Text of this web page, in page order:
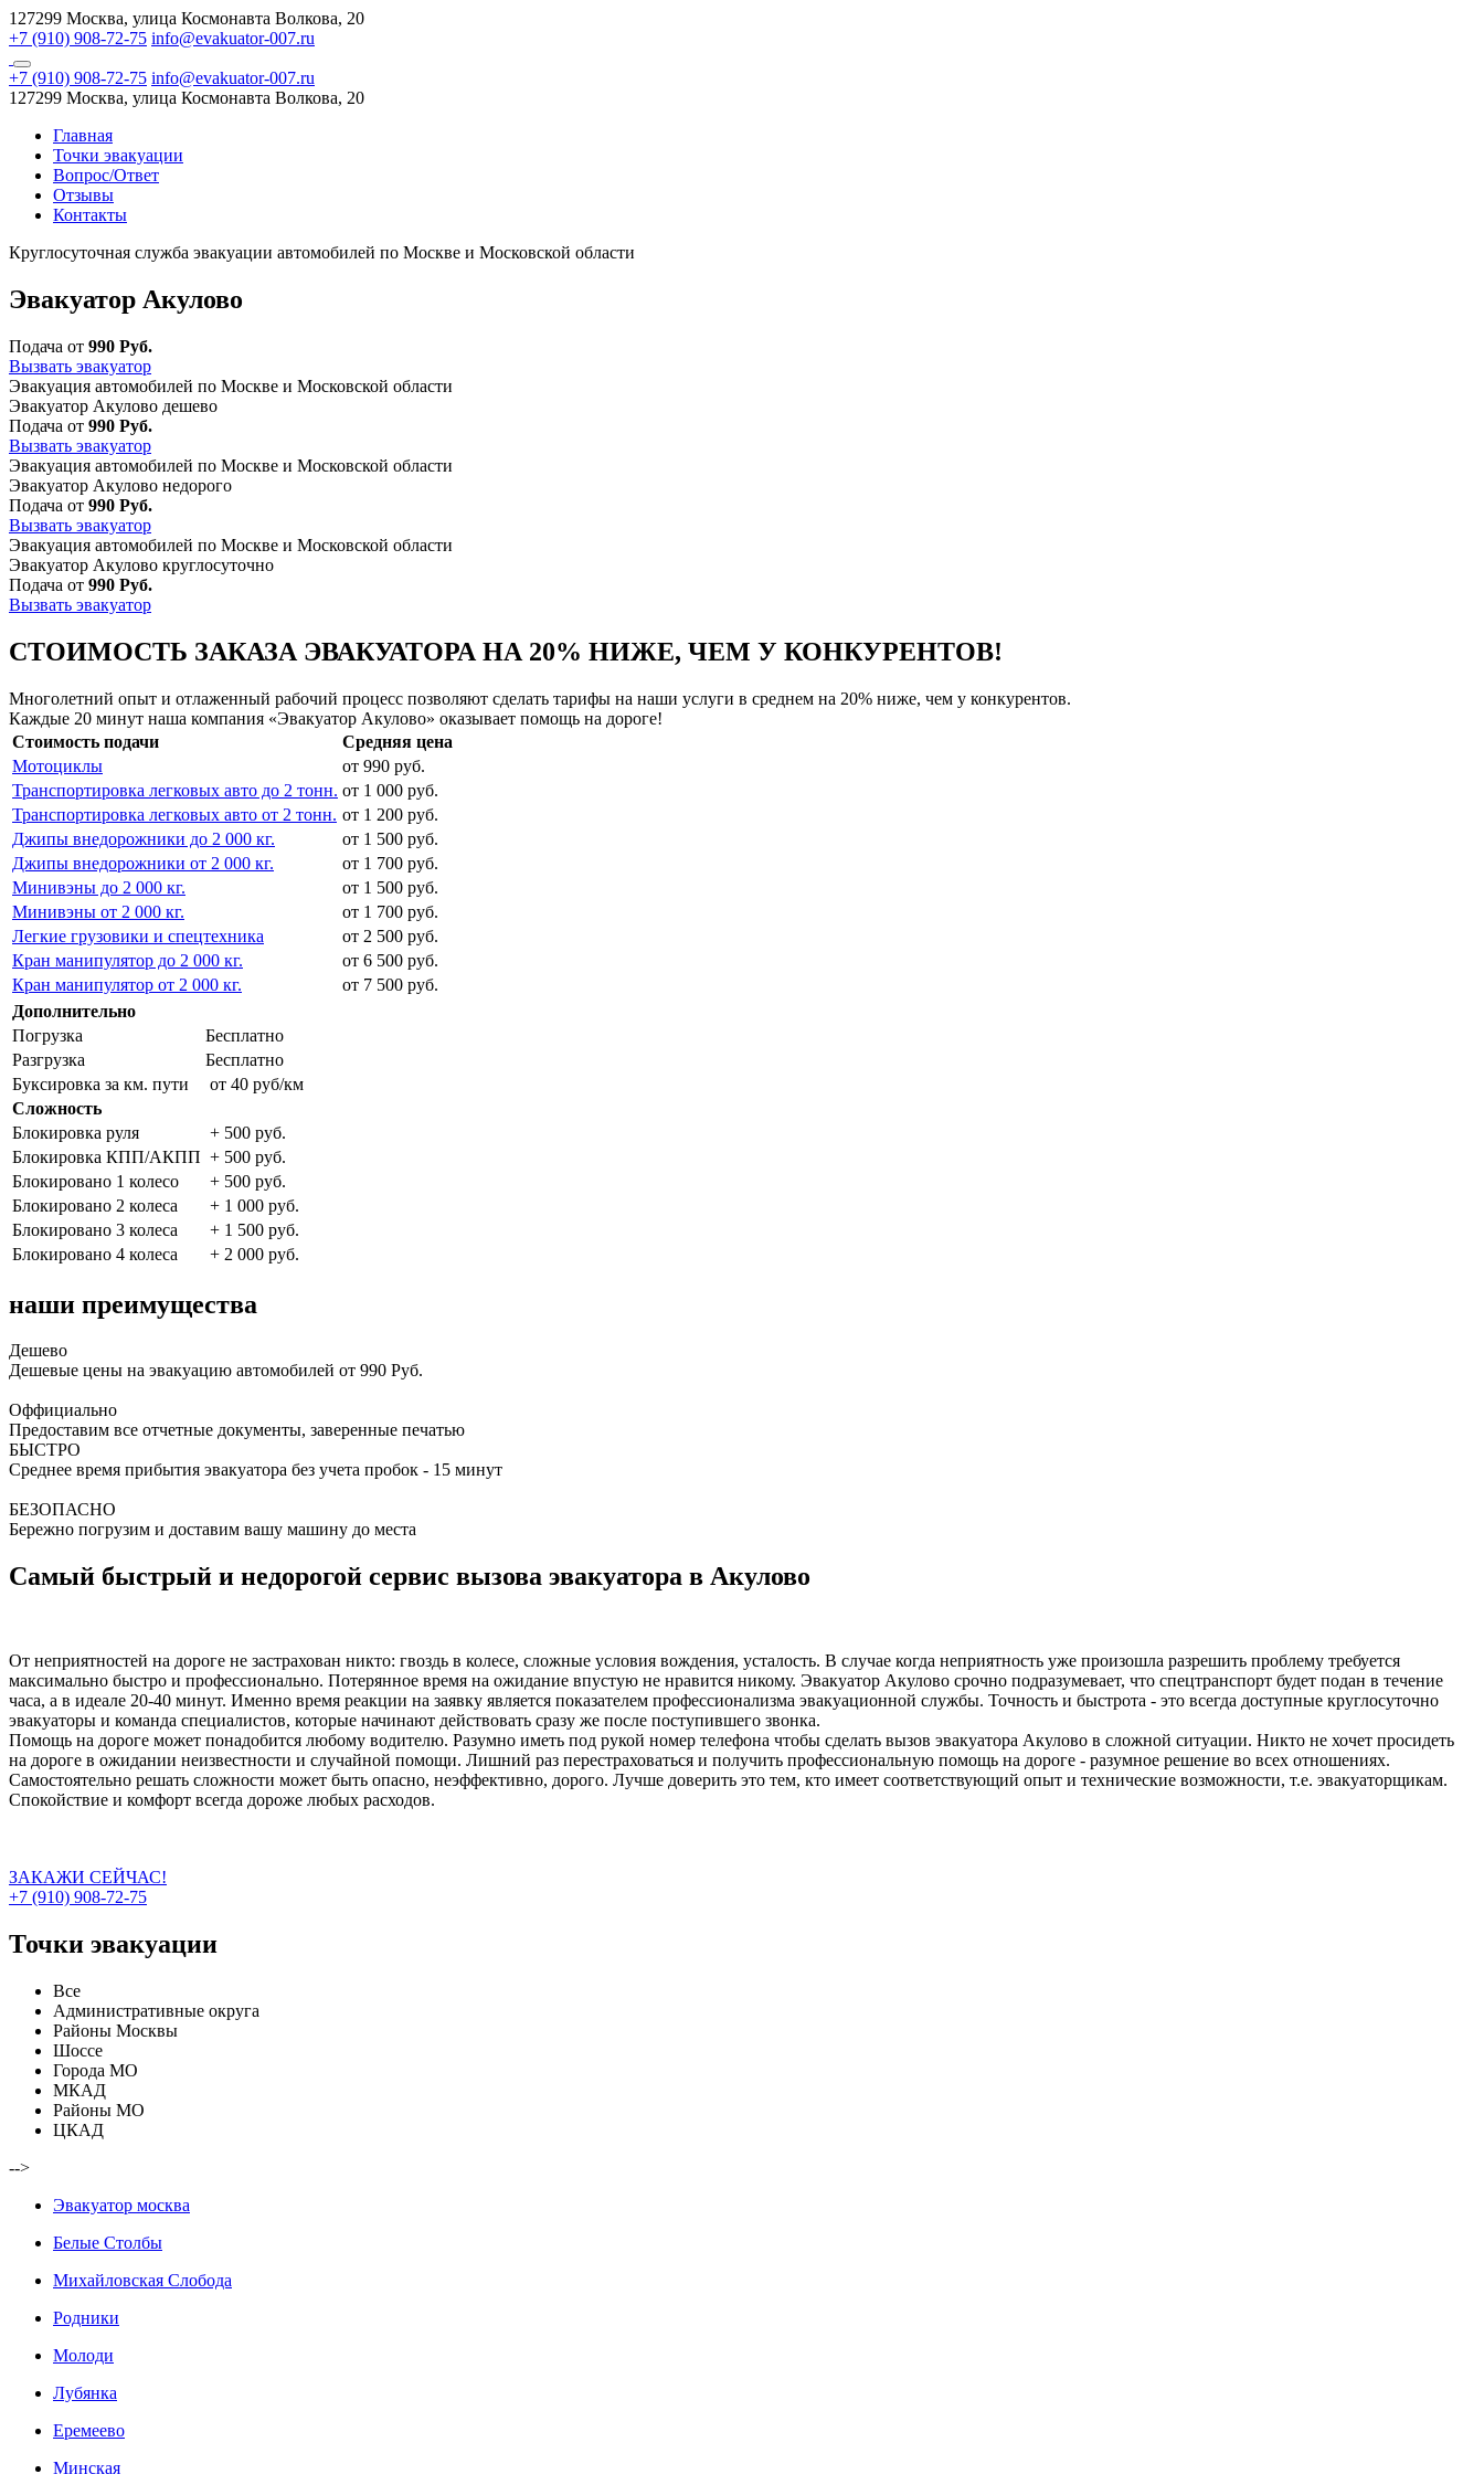
127299 Москва, улица Космонавта Волкова, 20
+7 (910) 908-72-75 info@evakuator-007.ru
+7 (910) 908-72-75 info@evakuator-007.ru
127299 Москва, улица Космонавта Волкова, 20
Главная
Точки эвакуации
Вопрос/Ответ
Отзывы
Контакты
Круглосуточная служба эвакуации автомобилей по Москве и Московской области
Эвакуатор Акулово
Подача от 990 Руб.
Вызвать эвакуатор
Эвакуация автомобилей по Москве и Московской области
Эвакуатор Акулово дешево
Подача от 990 Руб.
Вызвать эвакуатор
Эвакуация автомобилей по Москве и Московской области
Эвакуатор Акулово недорого
Подача от 990 Руб.
Вызвать эвакуатор
Эвакуация автомобилей по Москве и Московской области
Эвакуатор Акулово круглосуточно
Подача от 990 Руб.
Вызвать эвакуатор
СТОИМОСТЬ ЗАКАЗА ЭВАКУАТОРА НА 20% НИЖЕ, ЧЕМ У КОНКУРЕНТОВ!
Многолетний опыт и отлаженный рабочий процесс позволяют сделать тарифы на наши услуги в среднем на 20% ниже, чем у конкурентов.
Каждые 20 минут наша компания «Эвакуатор Акулово» оказывает помощь на дороге!
Стоимость подачи
Средняя цена
Мотоциклы
от 990 руб.
Транспортировка легковых авто до 2 тонн. от 1 000 руб.
Транспортировка легковых авто от 2 тонн. от 1 200 руб.
Джипы внедорожники до 2 000 кг.
от 1 500 руб.
Джипы внедорожники от 2 000 кг.
от 1 700 руб.
Минивэны до 2 000 кг.
от 1 500 руб.
Минивэны от 2 000 кг.
от 1 700 руб.
Легкие грузовики и спецтехника
от 2 500 руб.
Кран манипулятор до 2 000 кг.
от 6 500 руб.
Кран манипулятор от 2 000 кг.
от 7 500 руб.
Дополнительно
Погрузка
Бесплатно
Разгрузка
Бесплатно
Буксировка за км. пути
от 40 руб/км
Сложность
Блокировка руля
+ 500 руб.
Блокировка КПП/АКПП + 500 руб.
Блокировано 1 колесо
+ 500 руб.
Блокировано 2 колеса
+ 1 000 руб.
Блокировано 3 колеса
+ 1 500 руб.
Блокировано 4 колеса
+ 2 000 руб.
наши преимущества
Дешево
Дешевые цены на эвакуацию автомобилей от 990 Руб.
Оффициально
Предоставим все отчетные документы, заверенные печатью
БЫСТРО
Среднее время прибытия эвакуатора без учета пробок - 15 минут
БЕЗОПАСНО
Бережно погрузим и доставим вашу машину до места
Самый быстрый и недорогой сервис вызова эвакуатора в Акулово
От неприятностей на дороге не застрахован никто: гвоздь в колесе, сложные условия вождения, усталость. В случае когда неприятность уже произошла разрешить проблему требуется
максимально быстро и профессионально. Потерянное время на ожидание впустую не нравится никому. Эвакуатор Акулово срочно подразумевает, что спецтранспорт будет подан в течение
часа, а в идеале 20-40 минут. Именно время реакции на заявку является показателем профессионализма эвакуационной службы. Точность и быстрота - это всегда доступные круглосуточно
эвакуаторы и команда специалистов, которые начинают действовать сразу же после поступившего звонка.
Помощь на дороге может понадобится любому водителю. Разумно иметь под рукой номер телефона чтобы сделать вызов эвакуатора Акулово в сложной ситуации. Никто не хочет просидеть
на дороге в ожидании неизвестности и случайной помощи. Лишний раз перестраховаться и получить профессиональную помощь на дороге - разумное решение во всех отношениях.
Самостоятельно решать сложности может быть опасно, неэффективно, дорого. Лучше доверить это тем, кто имеет соответствующий опыт и технические возможности, т.е. эвакуаторщикам.
Спокойствие и комфорт всегда дороже любых расходов.
ЗАКАЖИ СЕЙЧАС!
+7 (910) 908-72-75
Точки эвакуации
Все
Административные округа
Районы Москвы
Шоссе
Города МО
МКАД
Районы МО
ЦКАД
-->
Эвакуатор москва
Белые Столбы
Михайловская Слобода
Родники
Молоди
Лубянка
Еремеево
Минская